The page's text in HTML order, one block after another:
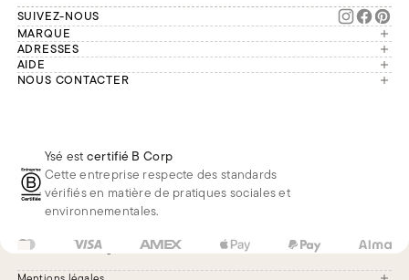
SUIVEZ-NOUS
MARQUE
Manifesto
Engagements
Seconde vie
ADRESSES
Paris
France
AIDE
Mon compte
Livraisons & Retours
Foire aux questions
Réduction étudiante
NOUS CONTACTER
Téléphone
E-mail
Ysé estcertifié B Corp
Cette entreprise respecte des standards
vérifiés en matière de pratiques sociales et
environnementales.
FR €Changer